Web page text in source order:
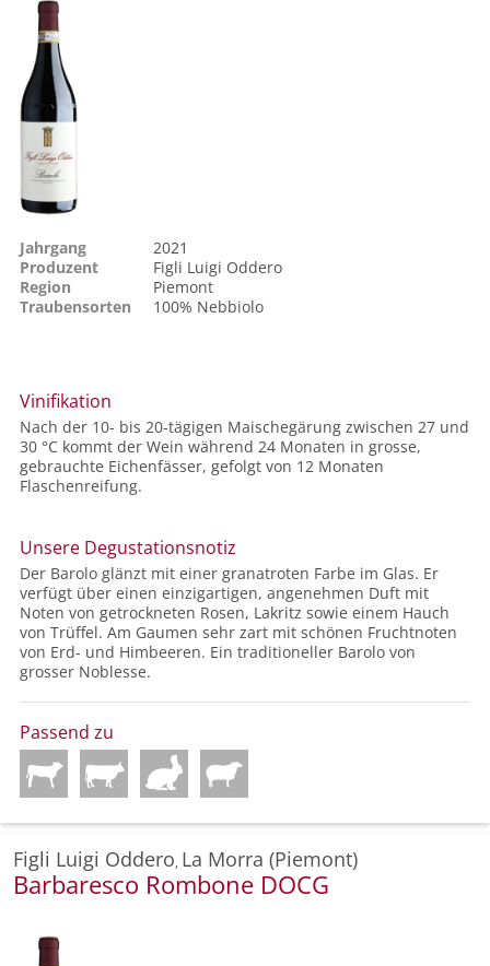
Jahrgang
2021
Produzent
Figli Luigi Oddero
Region
Piemont
Traubensorten
100% Nebbiolo
Vinifikation
Nach der 10- bis 20-tägigen Maischegärung zwischen 27 und
30 °C kommt der Wein während 24 Monaten in grosse,
gebrauchte Eichenfässer, gefolgt von 12 Monaten
Flaschenreifung.
Unsere Degustationsnotiz
Der Barolo glänzt mit einer granatroten Farbe im Glas. Er
verfügt über einen einzigartigen, angenehmen Duft mit
Noten von getrockneten Rosen, Lakritz sowie einem Hauch
von Trüffel. Am Gaumen sehr zart mit schönen Fruchtnoten
von Erd- und Himbeeren. Ein traditioneller Barolo von
grosser Noblesse.
Passend zu
Figli Luigi Oddero, La Morra (Piemont)
Barbaresco Rombone DOCG